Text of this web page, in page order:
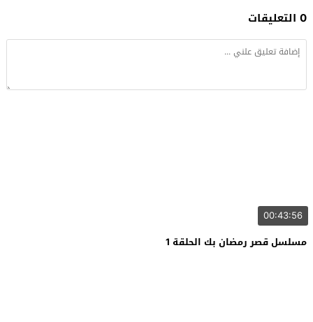
0 التعليقات
00:43:56
مسلسل قصر رمضان بك الحلقة 1